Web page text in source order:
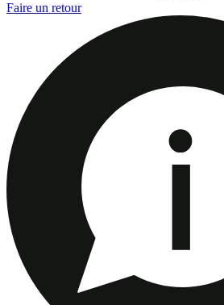
Faire un retour